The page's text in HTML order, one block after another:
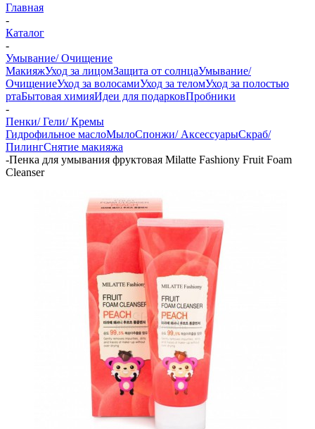
Главная
-
Каталог
-
Умывание/ Очищение
МакияжУход за лицомЗащита от солнцаУмывание/
ОчищениеУход за волосамиУход за теломУход за полостью
ртаБытовая химияИдеи для подарковПробники
-
Пенки/ Гели/ Кремы
Гидрофильное маслоМылоСпонжи/ АксессуарыСкраб/
ПилингСнятие макияжа
-Пенка для умывания фруктовая Milatte Fashiony Fruit Foam
Cleanser